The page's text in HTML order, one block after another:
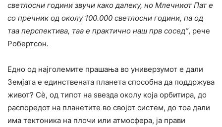
светлосни години звучи како далеку, но Млечниот Пат е
со пречник од околу 100.000 светлосни години, па од
таа перспектива, таа е практично наш прв сосед“, рече
Робертсон.
Едно од најголемите прашања во универзумот е дали
Земјата е единствената планета способна да поддржува
живот? Сè, од типот на ѕвезда околу која орбитира, до
распоредот на планетите во својот систем, до тоа дали
има тектоника на плочи или атмосфера, ја прави